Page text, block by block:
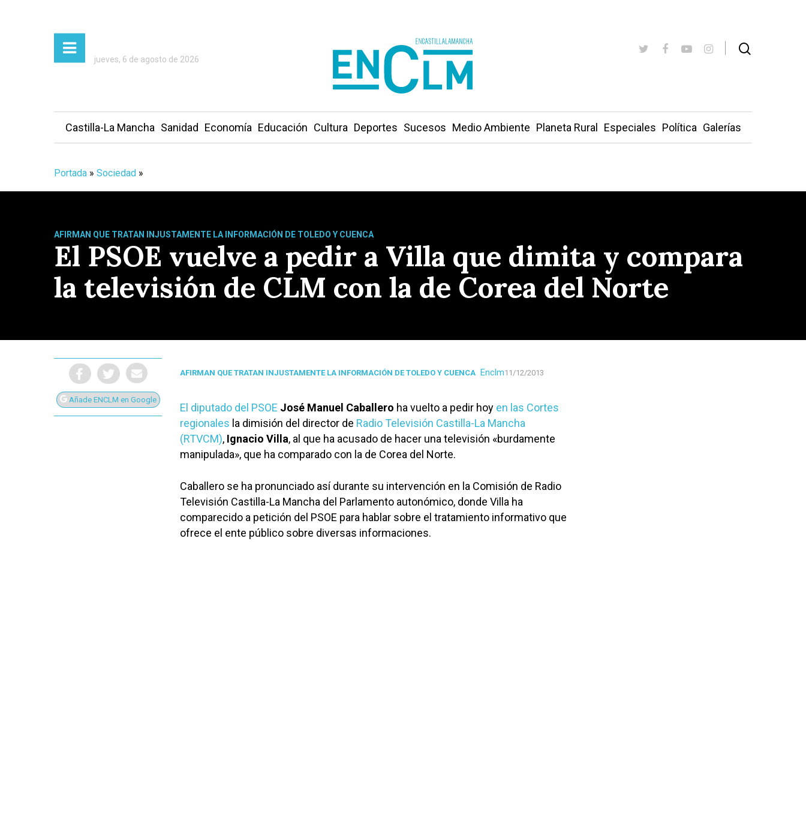
Presiona Intro para buscar o ESC para cerrar
jueves, 6 de agosto de 2026
Castilla-La Mancha Sanidad Economía Educación Cultura Deportes Sucesos Medio Ambiente Planeta Rural Especiales Política Galerías
Portada » Sociedad »
AFIRMAN QUE TRATAN INJUSTAMENTE LA INFORMACIÓN DE TOLEDO Y CUENCA
El PSOE vuelve a pedir a Villa que dimita y compara
la televisión de CLM con la de Corea del Norte
Añade ENCLM en Google
AFIRMAN QUE TRATAN INJUSTAMENTE LA INFORMACIÓN DE TOLEDO Y CUENCA Enclm11/12/2013
El diputado del PSOE José Manuel Caballero ha vuelto a pedir hoy en las Cortes
regionales la dimisión del director de Radio Televisión Castilla-La Mancha
(RTVCM), Ignacio Villa, al que ha acusado de hacer una televisión «burdamente
manipulada», que ha comparado con la de Corea del Norte.
Caballero se ha pronunciado así durante su intervención en la Comisión de Radio
Televisión Castilla-La Mancha del Parlamento autonómico, donde Villa ha
comparecido a petición del PSOE para hablar sobre el tratamiento informativo que
ofrece el ente público sobre diversas informaciones.